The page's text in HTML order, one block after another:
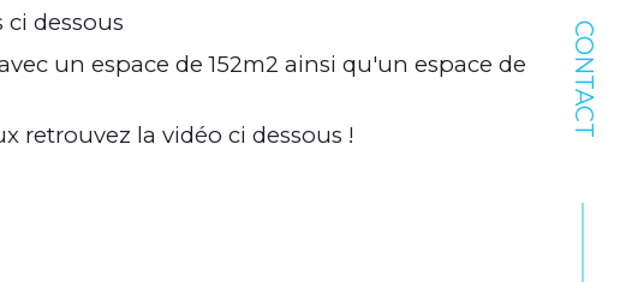
CONTACT
dessous
un espace de 152m2 ainsi qu'un espace de
retrouvez la vidéo ci dessous !